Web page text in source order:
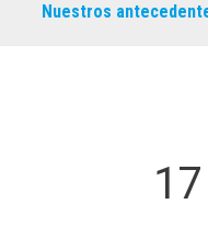
Nuestros